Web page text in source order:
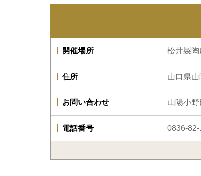
開催場所 松井製陶
住所 山口県
お問い合わせ 山陽小
電話番号 0836-82-